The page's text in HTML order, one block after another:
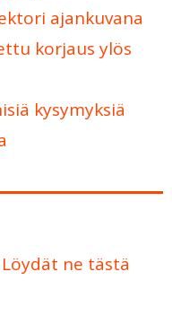
ajankuvana
korjaus ylös
kysymyksiä
ne tästä